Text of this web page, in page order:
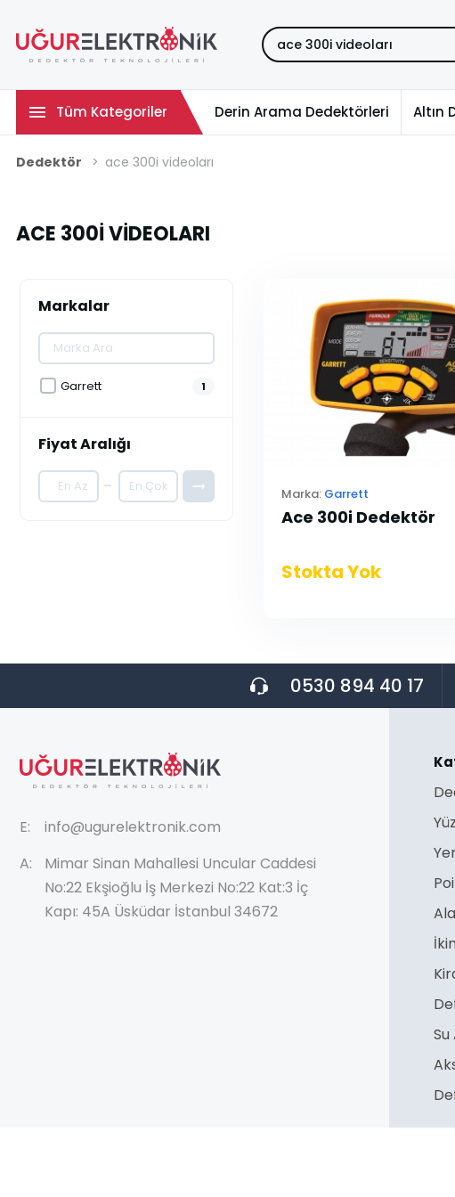
Tüm Kategoriler Derin Arama Dedektörleri Altın
Dedektör ace 300i videoları
ACE 300I VIDEOLARI
Markalar
Garrett 1
Fiyat Aralığı
- Marka: Garrett
Ace 300i Dedektör
Stokta Yok
0530 894 40 17
E:
info@ugurelektronik.com
A:
Mimar Sinan Mahallesi Uncular Caddesi
No:22 Ekşioğlu İş Merkezi No:22 Kat:3 İç
Kapı: 45A Üsküdar İstanbul 34672